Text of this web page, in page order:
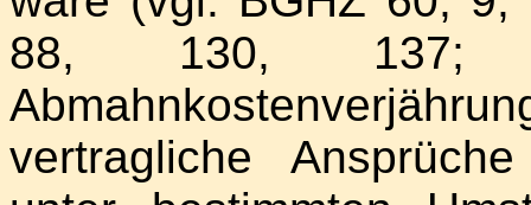
88, 130,
vertragliche